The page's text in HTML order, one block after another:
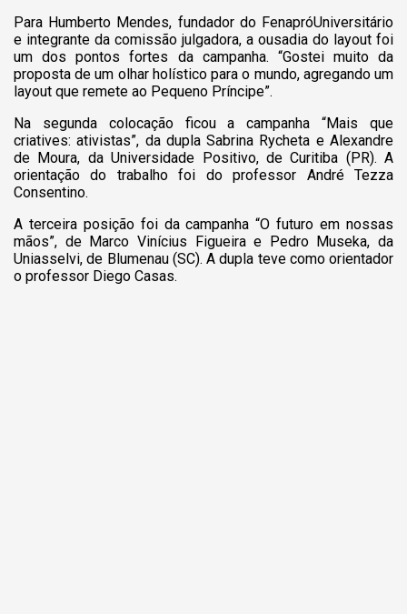
Para Humberto Mendes, fundador do FenapróUniversitário
e integrante da comissão julgadora, a ousadia do layout foi
um dos pontos fortes da campanha. “Gostei muito da
proposta de um olhar holístico para o mundo, agregando um
layout que remete ao Pequeno Príncipe”.
Na segunda colocação ficou a campanha “Mais que
criatives: ativistas”, da dupla Sabrina Rycheta e Alexandre
de Moura, da Universidade Positivo, de Curitiba (PR). A
orientação do trabalho foi do professor André Tezza
Consentino.
A terceira posição foi da campanha “O futuro em nossas
mãos”, de Marco Vinícius Figueira e Pedro Museka, da
Uniasselvi, de Blumenau (SC). A dupla teve como orientador
o professor Diego Casas.